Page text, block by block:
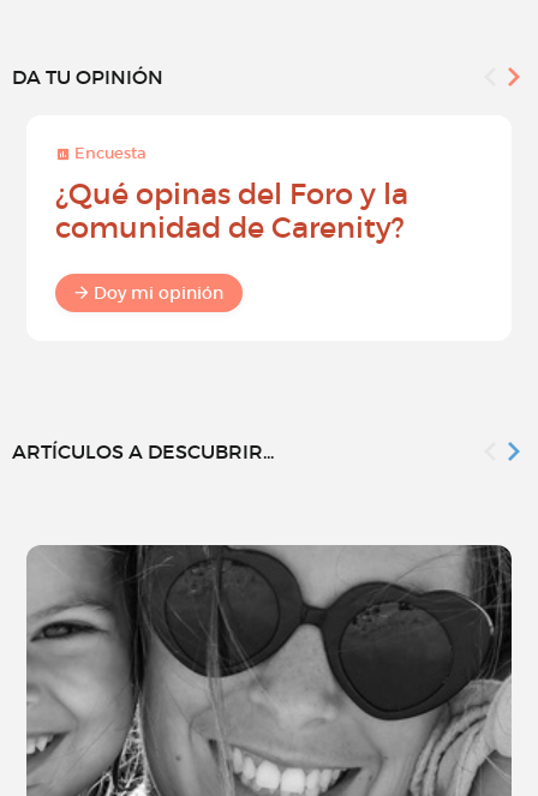
DA TU OPINIÓN
Encuesta
¿Qué opinas del Foro y la
comunidad de Carenity?
Doy mi opinión
ARTÍCULOS A DESCUBRIR...